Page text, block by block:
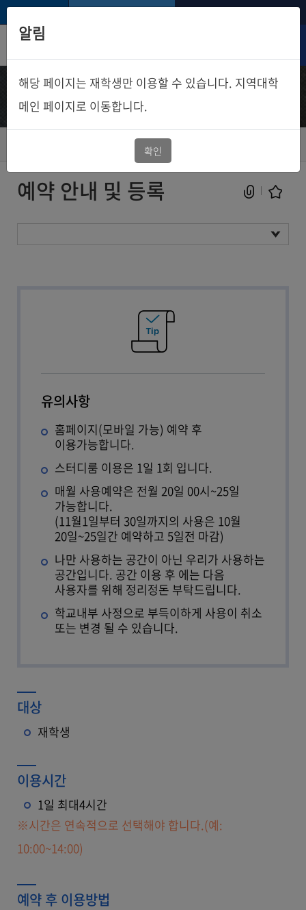
닫기
스터디룸 예약
스터디룸 예약
예약 안내 및 등록
유의사항
홈페이지(모바일 가능) 예약 후
이용가능합니다.
스터디룸 이용은 1일 1회 입니다.
매월 사용예약은 전월 20일 00시~25일
가능합니다.
(11월1일부터 30일까지의 사용은 10월
20일~25일간 예약하고 5일전 마감)
나만 사용하는 공간이 아닌 우리가 사용하는
공간입니다. 공간 이용 후 에는 다음
사용자를 위해 정리정돈 부탁드립니다.
학교내부 사정으로 부득이하게 사용이 취소
또는 변경 될 수 있습니다.
대상
재학생
이용시간
1일 최대4시간
※시간은 연속적으로 선택해야 합니다.(예:
10:00~14:00)
예약 후 이용방법
알림
해당 페이지는 재학생만 이용할 수 있습니다. 지역대학
메인 페이지로 이동합니다.
확인